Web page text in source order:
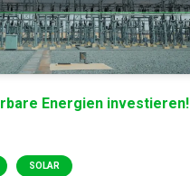
Energien investieren!
SOLAR